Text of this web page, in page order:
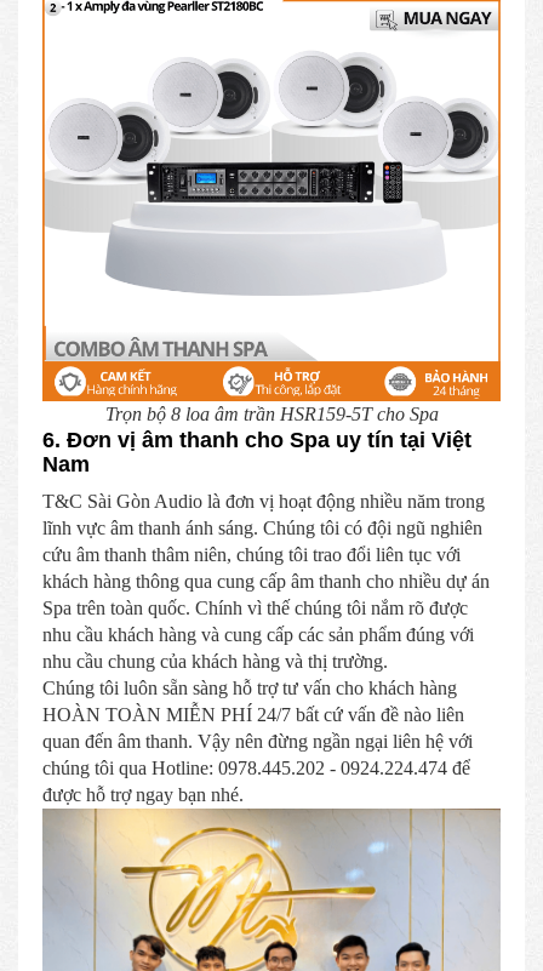
Trọn bộ 8 loa âm trần HSR159-5T cho Spa
6. Đơn vị âm thanh cho Spa uy tín tại Việt
Nam
T&C Sài Gòn Audio là đơn vị hoạt động nhiều năm trong
lĩnh vực âm thanh ánh sáng. Chúng tôi có đội ngũ nghiên
cứu âm thanh thâm niên, chúng tôi trao đổi liên tục với
khách hàng thông qua cung cấp âm thanh cho nhiều dự án
Spa trên toàn quốc. Chính vì thế chúng tôi nắm rõ được
nhu cầu khách hàng và cung cấp các sản phẩm đúng với
nhu cầu chung của khách hàng và thị trường.
Chúng tôi luôn sẵn sàng hỗ trợ tư vấn cho khách hàng
HOÀN TOÀN MIỄN PHÍ 24/7 bất cứ vấn đề nào liên
quan đến âm thanh. Vậy nên đừng ngần ngại liên hệ với
chúng tôi qua Hotline: 0978.445.202 - 0924.224.474 để
được hỗ trợ ngay bạn nhé.